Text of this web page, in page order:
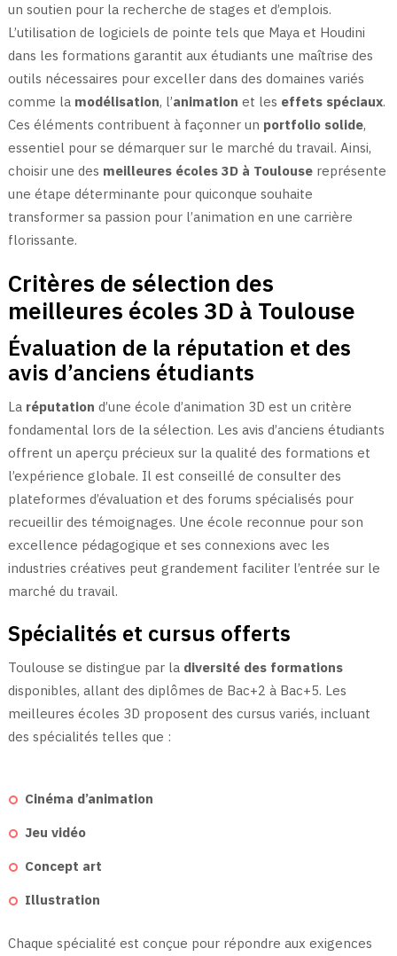
un soutien pour la recherche de stages et d’emplois.
L’utilisation de logiciels de pointe tels que Maya et Houdini
dans les formations garantit aux étudiants une maîtrise des
outils nécessaires pour exceller dans des domaines variés
comme la modélisation, l’animation et les effets spéciaux.
Ces éléments contribuent à façonner un portfolio solide,
essentiel pour se démarquer sur le marché du travail. Ainsi,
choisir une des meilleures écoles 3D à Toulousereprésente
une étape déterminante pour quiconque souhaite
transformer sa passion pour l’animation en une carrière
florissante.
Critères de sélection des
meilleures écoles 3D à Toulouse
Évaluation de la réputation et des
avis d’anciens étudiants
La réputation d’une école d’animation 3D est un critère
fondamental lors de la sélection. Les avis d’anciens étudiants
offrent un aperçu précieux sur la qualité des formations et
l’expérience globale. Il est conseillé de consulter des
plateformes d’évaluation et des forums spécialisés pour
recueillir des témoignages. Une école reconnue pour son
excellence pédagogique et ses connexions avec les
industries créatives peut grandement faciliter l’entrée sur le
marché du travail.
Spécialités et cursus offerts
Toulouse se distingue par la diversité des formations
disponibles, allant des diplômes de Bac+2 à Bac+5. Les
meilleures écoles 3D proposent des cursus variés, incluant
des spécialités telles que :
Cinéma d’animation
Jeu vidéo
Concept art
Illustration
Chaque spécialité est conçue pour répondre aux exigences